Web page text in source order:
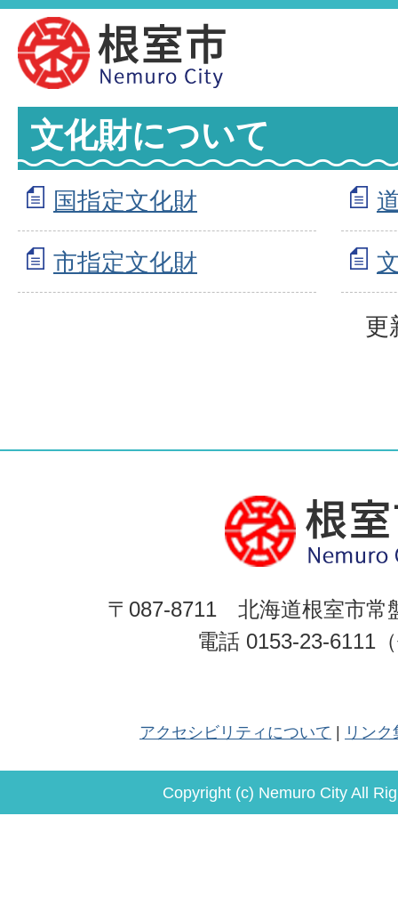
文化財について
国指定文化財
市指定文化財
更
〒087-8711 北海道根室市常
電話 0153-23-6111
アクセシビリティについて リンク
Copyright (c) Nemuro City All